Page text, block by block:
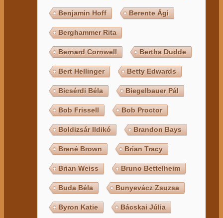
Benjamin Hoff Berente Ági
Berghammer Rita
Bernard Cornwell Bertha Dudde
Bert Hellinger Betty Edwards
Bicsérdi Béla Biegelbauer Pál
Bob Frissell Bob Proctor
Boldizsár Ildikó Brandon Bays
Brené Brown Brian Tracy
Brian Weiss Bruno Bettelheim
Buda Béla Bunyevácz Zsuzsa
Byron Katie Bácskai Júlia